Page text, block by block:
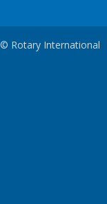
Rotary International